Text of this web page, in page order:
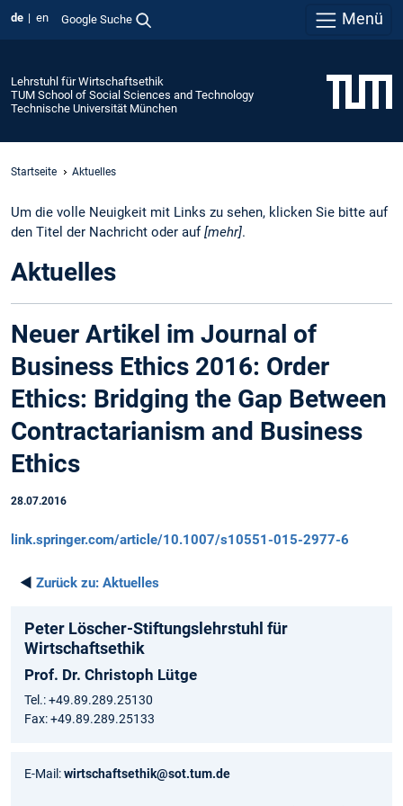
de en Google Suche Menü
Lehrstuhl für Wirtschaftsethik
TUM School of Social Sciences and Technology
Technische Universität München
Startseite Aktuelles
Um die volle Neuigkeit mit Links zu sehen, klicken Sie bitte auf
den Titel der Nachricht oder auf [mehr].
Aktuelles
Neuer Artikel im Journal of
Business Ethics 2016: Order
Ethics: Bridging the Gap Between
Contractarianism and Business
Ethics
28.07.2016
link.springer.com/article/10.1007/s10551-015-2977-6
◄ Zurück zu: Aktuelles
Peter Löscher-Stiftungslehrstuhl für
Wirtschaftsethik
Prof. Dr. Christoph Lütge
Tel.: +49.89.289.25130
Fax: +49.89.289.25133
E-Mail:wirtschaftsethik@sot.tum.de